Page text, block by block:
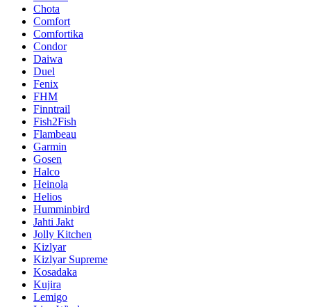
Chota
Comfort
Comfortika
Condor
Daiwa
Duel
Fenix
FHM
Finntrail
Fish2Fish
Flambeau
Garmin
Gosen
Halco
Heinola
Helios
Humminbird
Jahti Jakt
Jolly Kitchen
Kizlyar
Kizlyar Supreme
Kosadaka
Kujira
Lemigo